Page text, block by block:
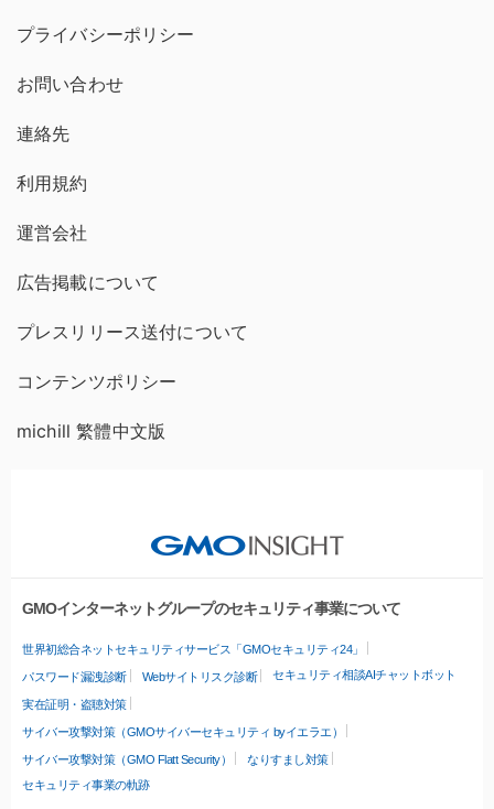
プライバシーポリシー
お問い合わせ
連絡先
利用規約
運営会社
広告掲載について
プレスリリース送付について
コンテンツポリシー
michill 繁體中文版
GMOインターネットグループのセキュリティ事業について
世界初総合ネットセキュリティサービス「GMOセキュリティ24」
パスワード漏洩診断 Webサイトリスク診断 セキュリティ相談AIチャットボット
実在証明・盗聴対策
サイバー攻撃対策（GMOサイバーセキュリティ byイエラエ）
サイバー攻撃対策（GMO Flatt Security）
なりすまし対策
セキュリティ事業の軌跡